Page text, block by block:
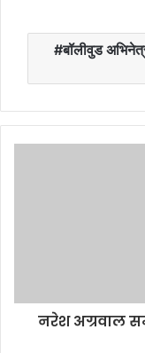
बॉलीवुड
नरेश अग्रवाल